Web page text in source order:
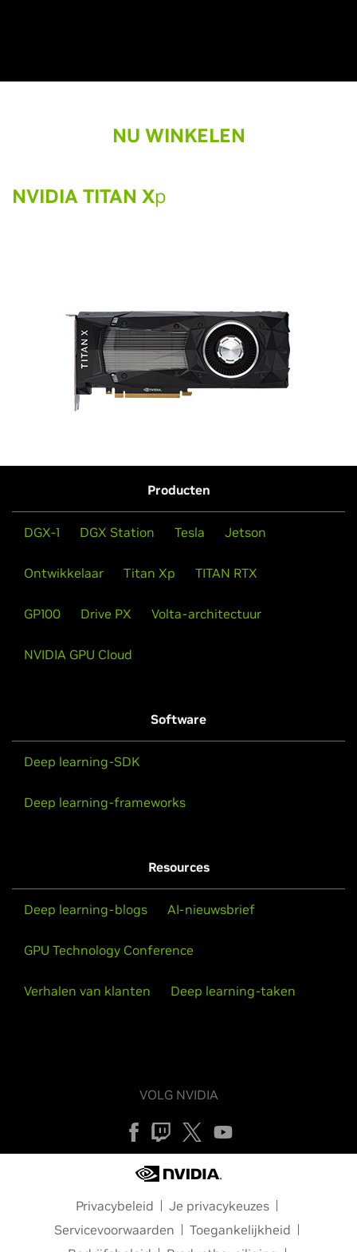
NU WINKELEN
NVIDIA TITAN Xp
Producten
DGX-1 DGX Station Tesla Jetson
Ontwikkelaar Titan Xp TITAN RTX
GP100 Drive PX Volta-architectuur
NVIDIA GPU Cloud
Software
Deep learning-SDK
Deep learning-frameworks
Resources
Deep learning-blogs AI-nieuwsbrief
GPU Technology Conference
Verhalen van klanten Deep learning-taken
VOLG NVIDIA
Privacybeleid
Je privacykeuzes
Servicevoorwaarden
Toegankelijkheid